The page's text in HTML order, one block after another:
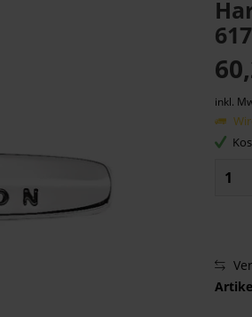
inkl.